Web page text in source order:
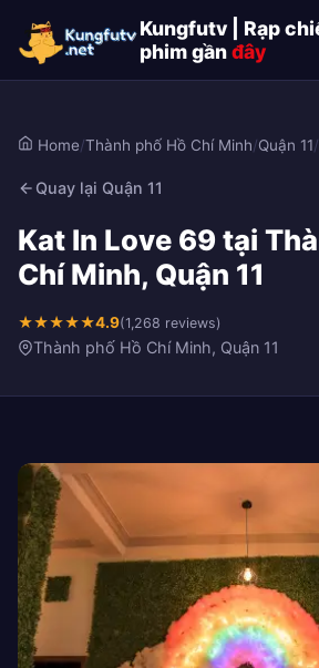
Kungfutv | Rạp
phim gầnđây
Home/Thành phố Hồ Chí Minh/Quận 11/
Quay lại Quận 11
Kat In Love 69 tại
Chí Minh, Quận 11
★★★★★4.9(1,268 reviews)
Thành phố Hồ Chí Minh, Quận 11